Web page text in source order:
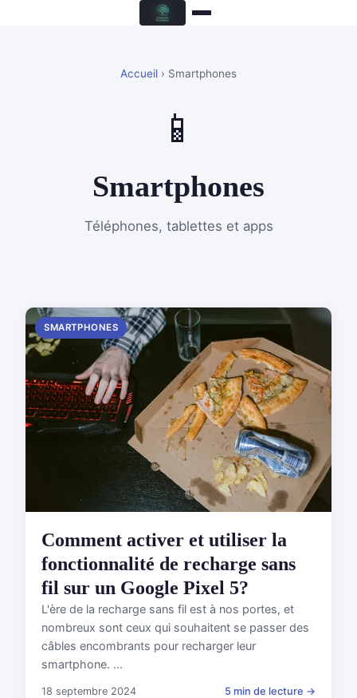
Accueil › Smartphones
📱
Smartphones
Téléphones, tablettes et apps
SMARTPHONES
Comment activer et utiliser la
fonctionnalité de recharge sans
fil sur un Google Pixel 5?
L'ère de la recharge sans fil est à nos portes, et
nombreux sont ceux qui souhaitent se passer des
câbles encombrants pour recharger leur
smartphone. ...
18 septembre 2024 5 min de lecture →